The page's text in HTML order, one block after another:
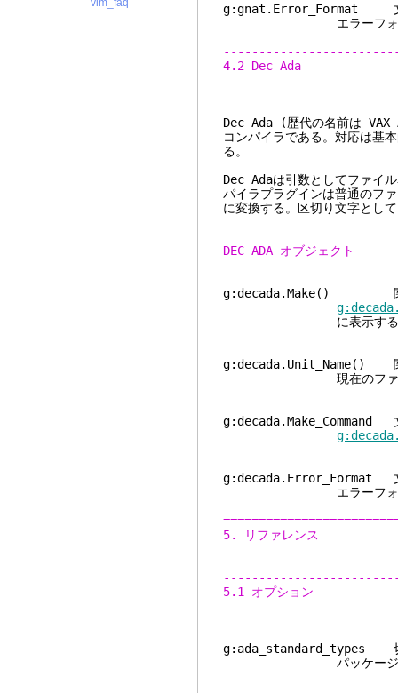
vim_faq
g:gnat.Error_Format
エラーフォー
4.2 Dec Ada
Dec Ada (歴代の名前は
コンパイラである。対応は基
る。
Dec Adaは引数としてファイ
パイラプラグインは普通のフ
に変換する。区切り文字と
DEC ADA オブジェクト
g:decada.Make()
に表示する
g:decada.Unit_Name()
現在のファイルの
g:decada.Make_Command
g:decada.Error_Format
エラーフォー
5. リファレンス
5.1 オプション
g:ada_standard_types 切
パッケージ